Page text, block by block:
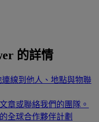
的詳情
連線到他人、地點與物聯
章或聯絡我們的團隊。
全球合作夥伴計劃